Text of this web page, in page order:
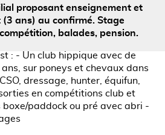
proposant enseignement et
ans) au confirmé. Stage
balades, pension.
: - Un club hippique avec de
sur poneys et chevaux dans
dressage, hunter, équifun,
en compétitions club et
boxe/paddock ou pré avec abri -